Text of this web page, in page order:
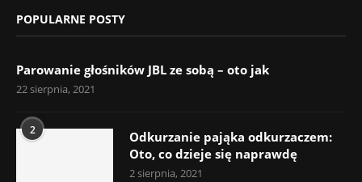
POPULARNE POSTY
Parowanie głośników JBL ze sobą – oto jak
22 sierpnia, 2021
2
Odkurzanie pająka odkurzaczem:
Oto, co dzieje się naprawdę
2 sierpnia, 2021